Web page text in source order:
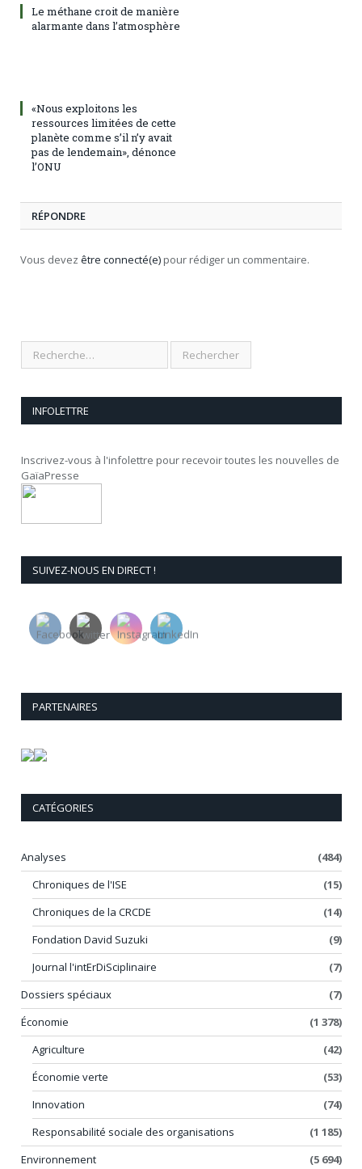
Le méthane croit de manière
alarmante dans l’atmosphère
«Nous exploitons les
ressources limitées de cette
planète comme s’il n’y avait
pas de lendemain», dénonce
l’ONU
RÉPONDRE
Vous devez être connecté(e) pour rédiger un commentaire.
INFOLETTRE
Inscrivez-vous à l'infolettre pour recevoir toutes les nouvelles de
GaïaPresse
SUIVEZ-NOUS EN DIRECT !
PARTENAIRES
CATÉGORIES
Analyses
(484)
Chroniques de l'ISE
(15)
Chroniques de la CRCDE
(14)
Fondation David Suzuki
(9)
Journal l'intErDiSciplinaire
(7)
Dossiers spéciaux
(7)
Économie
(1 378)
Agriculture
(42)
Économie verte
(53)
Innovation
(74)
Responsabilité sociale des organisations
(1 185)
Environnement
(5 694)